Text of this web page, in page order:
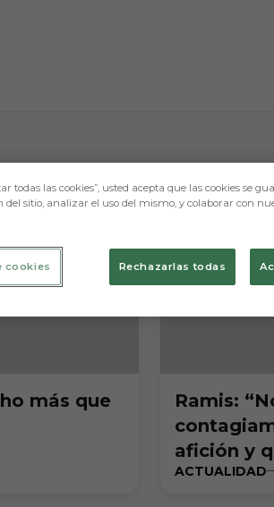
más que
Ramis:
afición y
victoria en
ACTUALIDAD
todas las cookies”, usted acepta que las cookies se
sitio, analizar el uso del mismo, y colaborar con
Rechazarlas todas
cookies